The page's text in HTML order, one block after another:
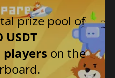
prize pool of
USDT
players on the